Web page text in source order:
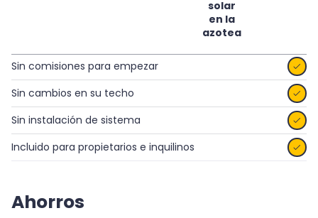
solar
en la
azotea
Sin comisiones para empezar 
Sin cambios en su techo 
Sin instalación de sistema 
Incluido para propietarios e inquilinos 
Ahorros